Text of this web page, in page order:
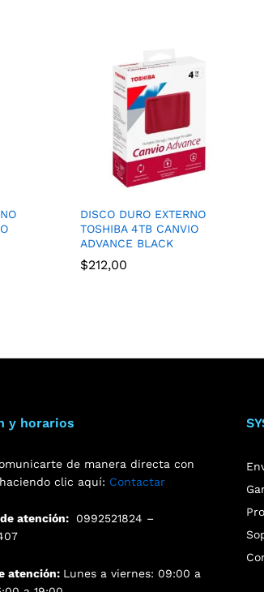
DISCO DURO EXTERNO
TOSHIBA 4TB CANVIO
ADVANCE BLACK
$212,00
y horarios
de manera directa con
clic aquí: Contactar
atención:
0992521824 –
atención: Lunes a viernes: 09:00 a